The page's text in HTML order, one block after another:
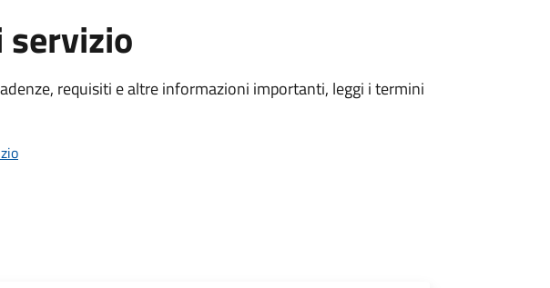
servizio
requisiti e altre informazioni importanti, leggi i termini